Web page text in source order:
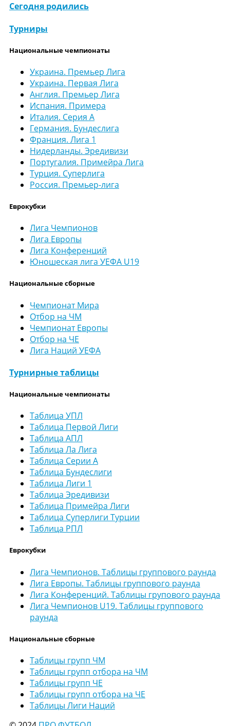
Сегодня родились
Турниры
Национальные чемпионаты
Украина. Премьер Лига
Украина. Первая Лига
Англия. Премьер Лига
Испания. Примера
Италия. Серия А
Германия. Бундеслига
Франция. Лига 1
Нидерланды. Эредивизи
Португалия. Примейра Лига
Турция. Суперлига
Россия. Премьер-лига
Еврокубки
Лига Чемпионов
Лига Европы
Лига Конференций
Юношеская лига УЕФА U19
Национальные сборные
Чемпионат Мира
Отбор на ЧМ
Чемпионат Европы
Отбор на ЧЕ
Лига Наций УЕФА
Турнирные таблицы
Национальные чемпионаты
Таблица УПЛ
Таблица Первой Лиги
Таблица АПЛ
Таблица Ла Лига
Таблица Серии А
Таблица Бундеслиги
Таблица Лиги 1
Таблица Эредивизи
Таблица Примейра Лиги
Таблица Суперлиги Турции
Таблица РПЛ
Еврокубки
Лига Чемпионов. Таблицы группового раунда
Лига Европы. Таблицы группового раунда
Лига Конференций. Таблицы групового раунда
Лига Чемпионов U19. Таблицы группового
раунда
Национальные сборные
Таблицы групп ЧМ
Таблицы групп отбора на ЧМ
Таблицы групп ЧЕ
Таблицы групп отбора на ЧЕ
Таблицы Лиги Наций